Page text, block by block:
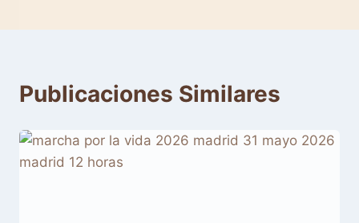
Publicaciones Similares